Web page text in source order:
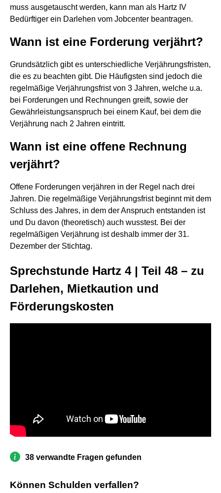
muss ausgetauscht werden, kann man als Hartz IV
Bedürftiger ein Darlehen vom Jobcenter beantragen.
Wann ist eine Forderung verjährt?
Grundsätzlich gibt es unterschiedliche Verjährungsfristen,
die es zu beachten gibt. Die Häufigsten sind jedoch die
regelmäßige Verjährungsfrist von 3 Jahren, welche u.a.
bei Forderungen und Rechnungen greift, sowie der
Gewährleistungsanspruch bei einem Kauf, bei dem die
Verjährung nach 2 Jahren eintritt.
Wann ist eine offene Rechnung
verjährt?
Offene Forderungen verjähren in der Regel nach drei
Jahren. Die regelmäßige Verjährungsfrist beginnt mit dem
Schluss des Jahres, in dem der Anspruch entstanden ist
und Du davon (theoretisch) auch wusstest. Bei der
regelmäßigen Verjährung ist deshalb immer der 31.
Dezember der Stichtag.
Sprechstunde Hartz 4 | Teil 48 – zu
Darlehen, Mietkaution und
Förderungskosten
38 verwandte Fragen gefunden
Können Schulden verfallen?